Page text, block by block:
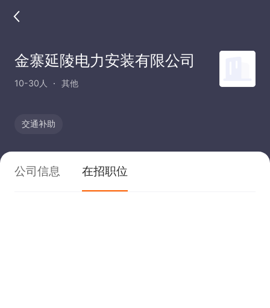
金寨延陵电力安装有限公司
10-30人 其他
交通补助
公司信息 在招职位